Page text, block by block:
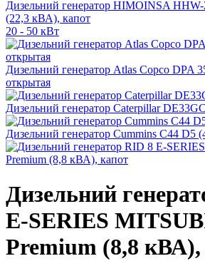
Дизельний генератор HIMOINSA
(22,3 кВА), капот
20 - 50 кВт
Дизельний генератор Atlas Copco DPA
открытая
Дизельний генератор Caterpillar
Дизельний генератор Cummins C44 D5
Дизельний
E-SERIES
Premium (8,8 кВА),